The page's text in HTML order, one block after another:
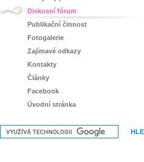
Diskusní fórum
Publikační činnost
Fotogalerie
Zajímavé odkazy
Kontakty
Články
Facebook
Úvodní stránka